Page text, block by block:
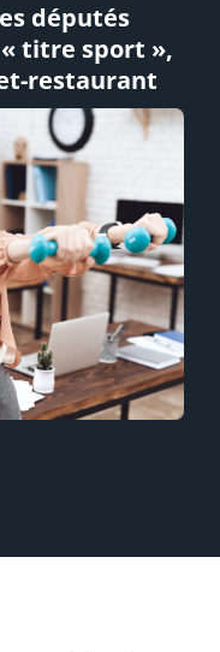
députés
titre sport »,
restaurant